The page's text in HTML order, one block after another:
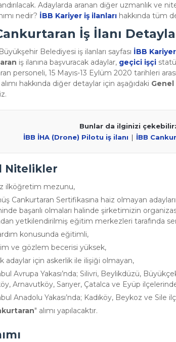
Adaylarda aranan diğer uzmanlık ve
nedir? İBB Kariyer iş ilanları hakkında tüm
İş İlanı
Belediyesi iş ilanları sayfası İBB Kariyer
iş ilanına başvuracak adaylar, geçici işçi
personeli, 15 Mayıs-13 Eylüm 2020 tarihleri
hakkında diğer detaylar için aşağıdaki
Bunlar da ilginizi çekebilir:
İBB İHA (Drone) Pilotu iş ilanı | İBB
Nitelikler
ilköğretim mezunu,
Cankurtaran Sertifikasına haiz olmayan
başarılı olmaları halinde şirketimizin
yetkilendirilmiş eğitim merkezleri tarafında
konusunda eğitimli,
ve gözlem becerisi yüksek,
adaylar için askerlik ile ilişiği olmayan,
Avrupa Yakası’nda; Silivri, Beylikdüzü,
Arnavutköy, Sarıyer, Çatalca ve Eyüp
Anadolu Yakası’nda; Kadıköy, Beykoz ve Sile
" alımı yapılacaktır.